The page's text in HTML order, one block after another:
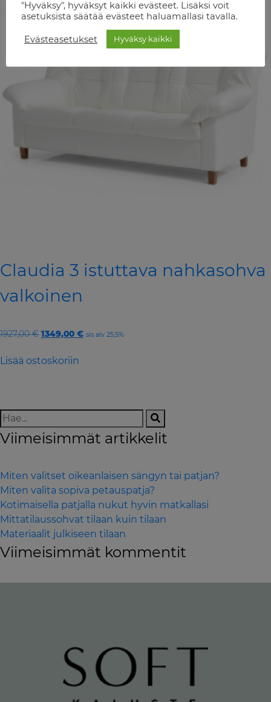
Claudia 3 istuttava nahkasohva
valkoinen
1927,00€ Original
was:
1349,00 €Current
sis alv 25,5%
Lisää ostoskoriin
Viimeisimmät artikkelit
Miten valitset oikeanlaisen sängyn tai patjan?
Miten valita sopiva petauspatja?
Kotimaisella patjalla nukut hyvin matkallasi
Mittatilaussohvat tilaan kuin tilaan
Materiaalit julkiseen tilaan
Viimeisimmät kommentit
"Hyväksy", hyväksyt kaikki evästeet. Lisäksi voit
asetuksista säätää evästeet haluamallasi tavalla.
Evästeasetukset Hyväksy kaikki